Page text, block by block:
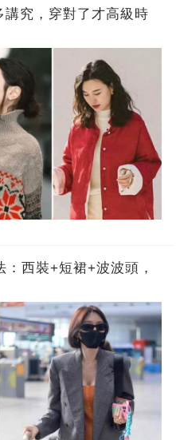
究，穿對了才高級時
西裝+短裙+波波頭，